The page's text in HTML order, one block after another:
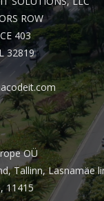
ROW
403
32819
OÜ
Tallinn, Lasnamäe
11415